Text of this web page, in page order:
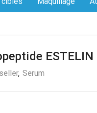
ESTELIN
, Serum